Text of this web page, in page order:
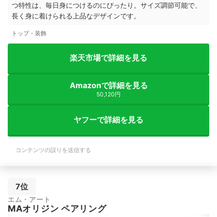
つ特性は、毎日身につけるのにぴったり。サイズ調節可能で、
長く身に着けられる上品なデザインです。
トップ・装飾
楽天市場で詳細を見る
Amazonで詳細を見る
50,120円
ヤフーで詳細を見る
コンテンツの誤りを送信する
7位
エム・アート
MAオリジン ペアリング